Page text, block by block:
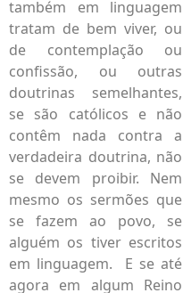
também em linguagem
tratam de bem viver, ou
de contemplação ou
confissão, ou outras
doutrinas semelhantes,
se são católicos e não
contêm nada contra a
verdadeira doutrina, não
se devem proibir. Nem
mesmo os sermões que
se fazem ao povo, se
alguém os tiver escritos
em linguagem. E se até
agora em algum Reino